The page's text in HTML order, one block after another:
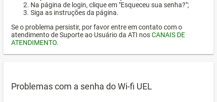
Na página de login, clique em "Esqueceu sua senha?";
Siga as instruções da página.
Se o problema persistir, por favor entre em contato com o
atendimento de Suporte ao Usuário da ATI nosCANAIS DE
ATENDIMENTO.
Problemas com a senha do Wi-fi UEL